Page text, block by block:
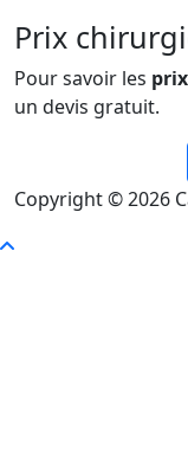
Prix
Pour savoir les
un devis gratuit.
Copyright © 2026